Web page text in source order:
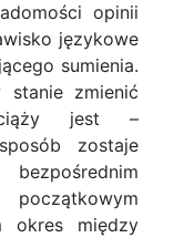
opinii
językowe
sumienia.
zmienić
ciąży jest –
zostaje
okres między